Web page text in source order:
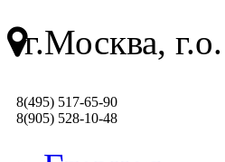
г.Москва,
8(495) 517-65-90
8(905) 528-10-48